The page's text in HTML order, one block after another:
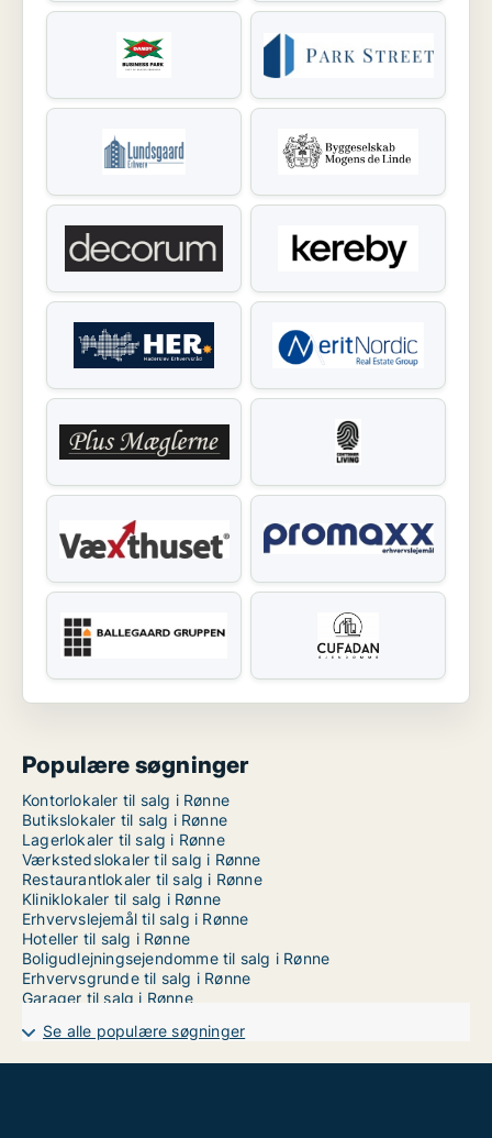
Populære søgninger
Kontorlokaler til salg i Rønne
Butikslokaler til salg i Rønne
Lagerlokaler til salg i Rønne
Værkstedslokaler til salg i Rønne
Restaurantlokaler til salg i Rønne
Kliniklokaler til salg i Rønne
Erhvervslejemål til salg i Rønne
Hoteller til salg i Rønne
Boligudlejningsejendomme til salg i Rønne
Erhvervsgrunde til salg i Rønne
Garager til salg i Rønne
Se alle populære søgninger